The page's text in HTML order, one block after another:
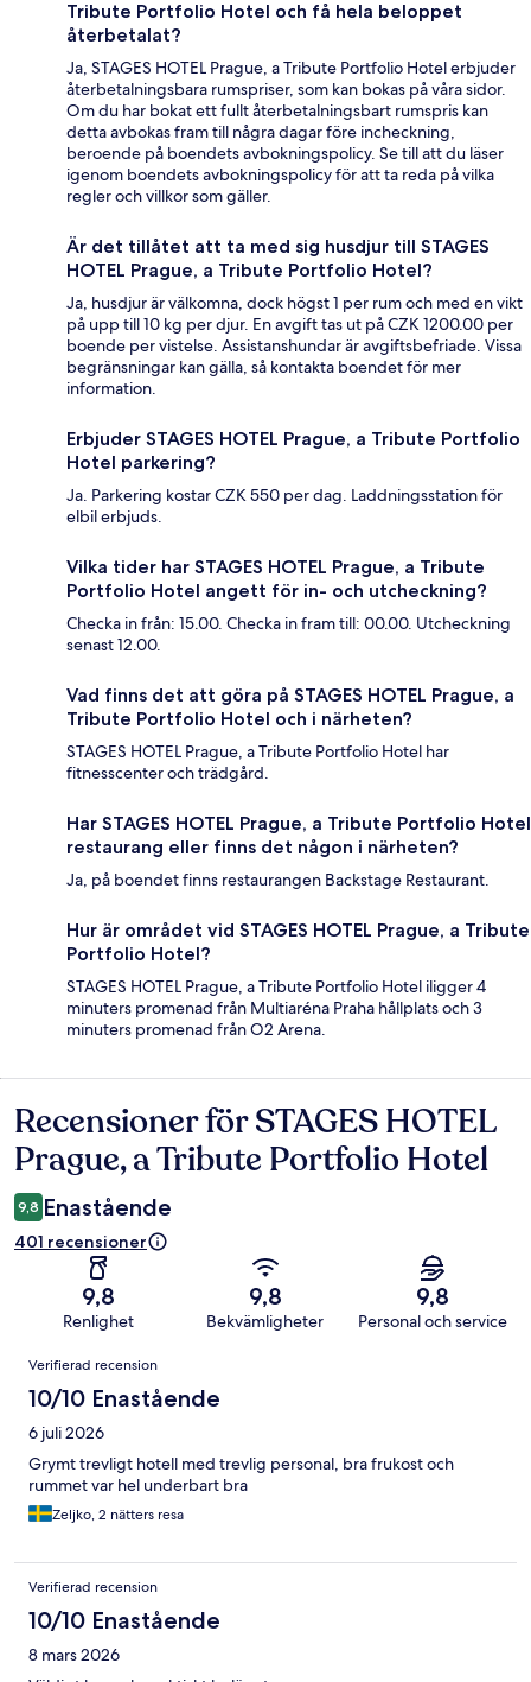
Tribute Portfolio Hotel och få hela beloppet
återbetalat?
Ja, STAGES HOTEL Prague, a Tribute Portfolio Hotel erbjuder
återbetalningsbara rumspriser, som kan bokas på våra sidor.
Om du har bokat ett fullt återbetalningsbart rumspris kan
detta avbokas fram till några dagar före incheckning,
beroende på boendets avbokningspolicy. Se till att du läser
igenom boendets avbokningspolicy för att ta reda på vilka
regler och villkor som gäller.
Är det tillåtet att ta med sig husdjur till STAGES
HOTEL Prague, a Tribute Portfolio Hotel?
Ja, husdjur är välkomna, dock högst 1 per rum och med en vikt
på upp till 10 kg per djur. En avgift tas ut på CZK 1200.00 per
boende per vistelse. Assistanshundar är avgiftsbefriade. Vissa
begränsningar kan gälla, så kontakta boendet för mer
information.
Erbjuder STAGES HOTEL Prague, a Tribute Portfolio
Hotel parkering?
Ja. Parkering kostar CZK 550 per dag. Laddningsstation för
elbil erbjuds.
Vilka tider har STAGES HOTEL Prague, a Tribute
Portfolio Hotel angett för in- och utcheckning?
Checka in från: 15.00. Checka in fram till: 00.00. Utcheckning
senast 12.00.
Vad finns det att göra på STAGES HOTEL Prague, a
Tribute Portfolio Hotel och i närheten?
STAGES HOTEL Prague, a Tribute Portfolio Hotel har
fitnesscenter och trädgård.
Har STAGES HOTEL Prague, a Tribute Portfolio Hotel
restaurang eller finns det någon i närheten?
Ja, på boendet finns restaurangen Backstage Restaurant.
Hur är området vid STAGES HOTEL Prague, a Tribute
Portfolio Hotel?
STAGES HOTEL Prague, a Tribute Portfolio Hotel iligger 4
minuters promenad från Multiaréna Praha hållplats och 3
minuters promenad från O2 Arena.
Recensioner
Recensioner för STAGES HOTEL
Prague, a Tribute Portfolio Hotel
9,8 Enastående
401 recensioner
9,8
Renlighet
9,8
Bekvämligheter
9,8
Personal och service
Recensioner
Verifierad recension
10/10 Enastående
6 juli 2026
Grymt trevligt hotell med trevlig personal, bra frukost och
rummet var hel underbart bra
Zeljko, 2 nätters resa
Verifierad recension
10/10 Enastående
8 mars 2026